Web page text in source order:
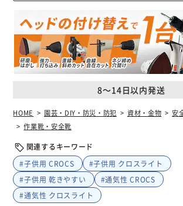
8～14日以内発送
HOME 園芸・DIY・防災・防犯 資材・金物
安
作業靴・安全靴
関連するキーワード
#子供用 CROCS
#子供用 クロスライト
#子供用 乾きやすい
#通気性 CROCS
#通気性 クロスライト